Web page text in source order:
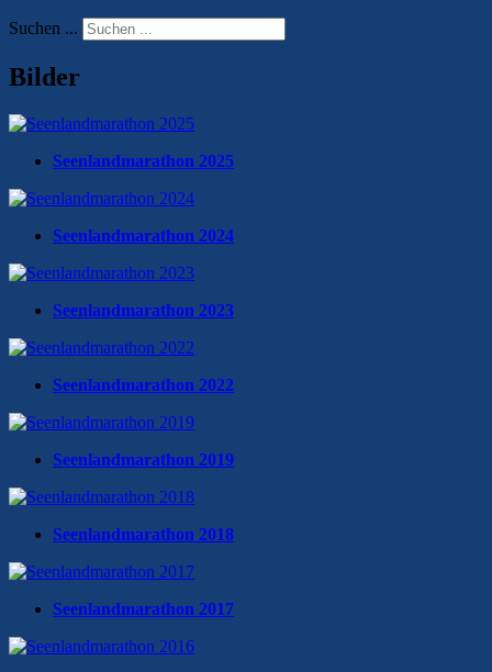
Suchen ...
Bilder
Seenlandmarathon 2025
Seenlandmarathon 2024
Seenlandmarathon 2023
Seenlandmarathon 2022
Seenlandmarathon 2019
Seenlandmarathon 2018
Seenlandmarathon 2017